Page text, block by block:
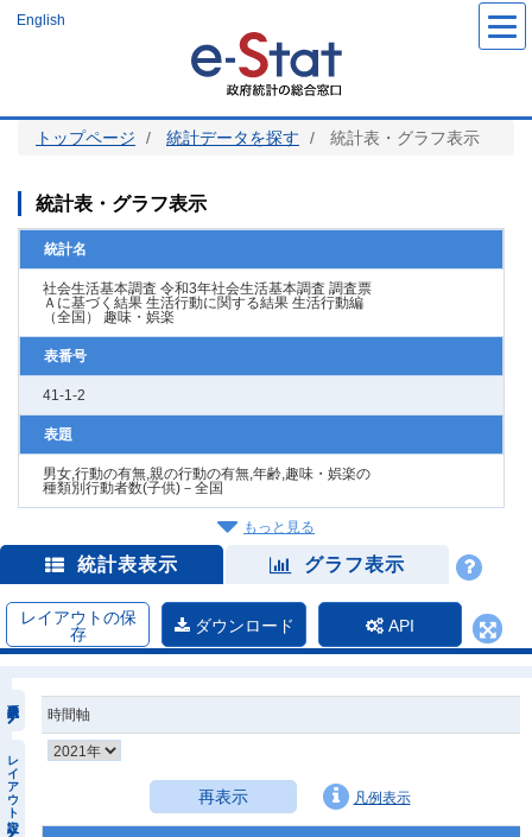
ツ
English
トップページ 統計データを探す 統計表・グラフ表示
統計表・グラフ表示
統計名
社会生活基本調査 令和3年社会生活基本調査 調査票
Ａに基づく結果 生活行動に関する結果 生活行動編
（全国） 趣味・娯楽
表番号
41-1-2
表題
男女,行動の有無,親の行動の有無,年齢,趣味・娯楽の
種類別行動者数(子供)－全国
もっと見る
統計表表示 グラフ表示
レイアウトの保
存
ダウンロード API
レイアウト設定
時間軸
再表示 凡例表示